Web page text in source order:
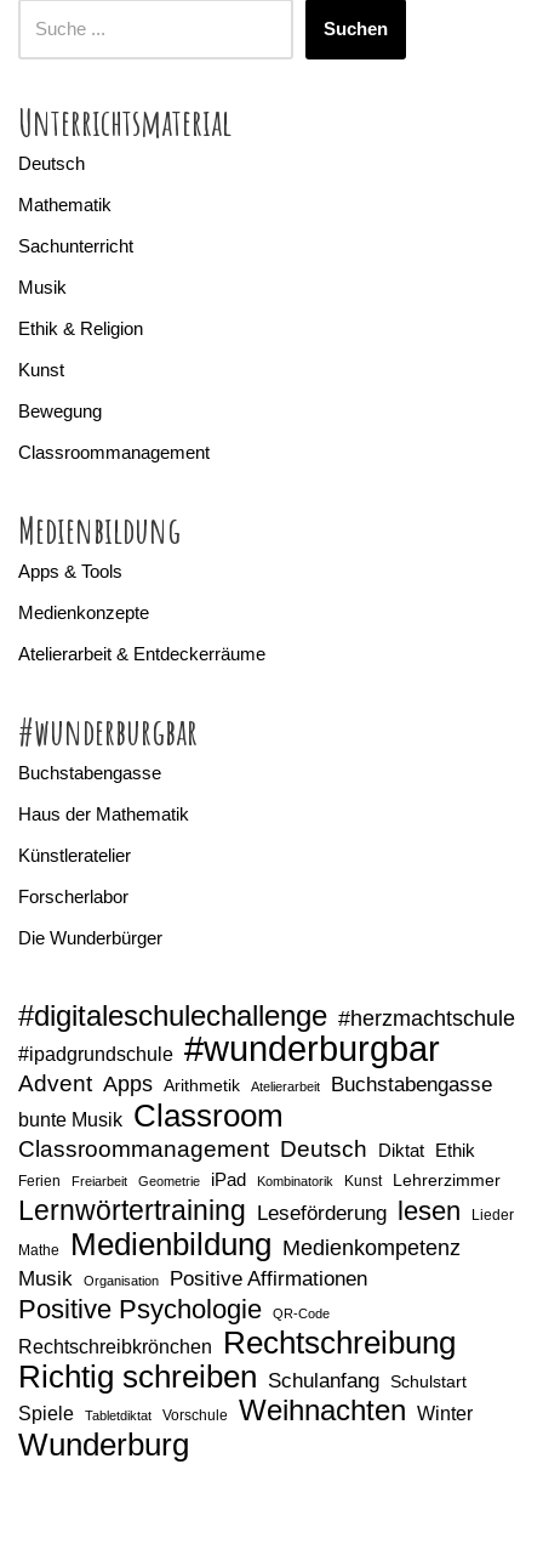
Suchen
Unterrichtsmaterial
Deutsch
Mathematik
Sachunterricht
Musik
Ethik & Religion
Kunst
Bewegung
Classroommanagement
Medienbildung
Apps & Tools
Medienkonzepte
Atelierarbeit & Entdeckerräume
#wunderburgbar
Buchstabengasse
Haus der Mathematik
Künstleratelier
Forscherlabor
Die Wunderbürger
#digitaleschulechallenge #herzmachtschule
#ipadgrundschule #wunderburgbar
Advent Apps Arithmetik Atelierarbeit Buchstabengasse
bunte Musik Classroom
Classroommanagement Deutsch Diktat Ethik
Ferien Freiarbeit Geometrie iPad Kombinatorik Kunst Lehrerzimmer
Lernwörtertraining Leseförderung lesen Lieder
Mathe Medienbildung Medienkompetenz
Musik Organisation Positive Affirmationen
Positive Psychologie QR-Code
Rechtschreibkrönchen Rechtschreibung
Richtig schreiben Schulanfang Schulstart
Spiele Tabletdiktat Vorschule Weihnachten Winter
Wunderburg